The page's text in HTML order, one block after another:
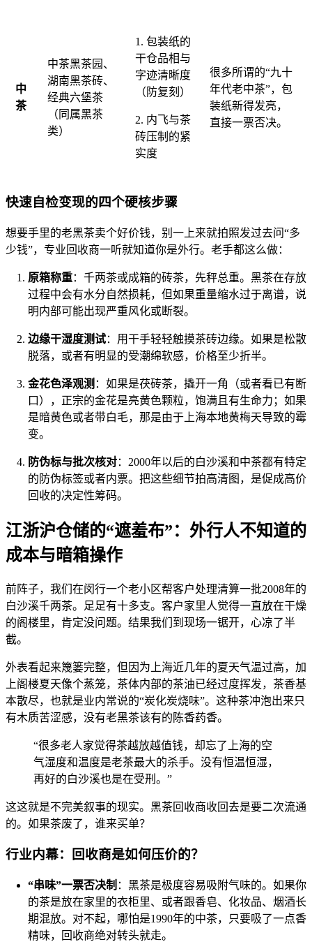
中
茶
中茶黑茶园、
湖南黑茶砖、
经典六堡茶
（同属黑茶
类）
1. 包装纸的
干仓品相与
字迹清晰度
（防复刻）
2. 内飞与茶
砖压制的紧
实度
很多所谓的“九十
年代老中茶”，包
装纸新得发亮，
直接一票否决。
快速自检变现的四个硬核步骤
想要手里的老黑茶卖个好价钱，别一上来就拍照发过去问“多
少钱”，专业回收商一听就知道你是外行。老手都这么做：
原箱称重：千两茶或成箱的砖茶，先秤总重。黑茶在存放
过程中会有水分自然损耗，但如果重量缩水过于离谱，说
明内部可能出现严重风化或断裂。
边缘干湿度测试：用干手轻轻触摸茶砖边缘。如果是松散
脱落，或者有明显的受潮绵软感，价格至少折半。
金花色泽观测 ：如果是茯砖茶，撬开一角（或者看已有断
口），正宗的金花是亮黄色颗粒，饱满且有生命力；如果
是暗黄色或者带白毛，那是由于上海本地黄梅天导致的霉
变。
防伪标与批次核对：2000年以后的白沙溪和中茶都有特定
的防伪标签或者内票。把这些细节拍高清图，是促成高价
回收的决定性筹码。
江浙沪仓储的“遮羞布”：外行人不知道的
成本与暗箱操作
前阵子，我们在闵行一个老小区帮客户处理清算一批2008年的
白沙溪千两茶。足足有十多支。客户家里人觉得一直放在干燥
的阁楼里，肯定没问题。结果我们到现场一锯开，心凉了半
截。
外表看起来篾篓完整，但因为上海近几年的夏天气温过高，加
上阁楼夏天像个蒸笼，茶体内部的茶油已经过度挥发，茶香基
本散尽，也就是业内常说的“炭化炭烧味”。这种茶冲泡出来只
有木质苦涩感，没有老黑茶该有的陈香药香。
“很多老人家觉得茶越放越值钱，却忘了上海的空
气湿度和温度是老茶最大的杀手。没有恒温恒湿，
再好的白沙溪也是在受刑。”
这这就是不完美叙事的现实。黑茶回收商收回去是要二次流通
的。如果茶废了，谁来买单？
行业内幕：回收商是如何压价的？
“串味”一票否决制 ：黑茶是极度容易吸附气味的。如果你
的茶是放在家里的衣柜里、或者跟香皂、化妆品、烟酒长
期混放。对不起，哪怕是1990年的中茶，只要吸了一点香
精味，回收商绝对转头就走。